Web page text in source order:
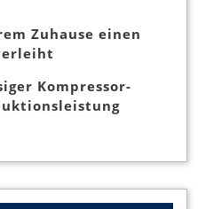
Zuhause einen
Kompressor-